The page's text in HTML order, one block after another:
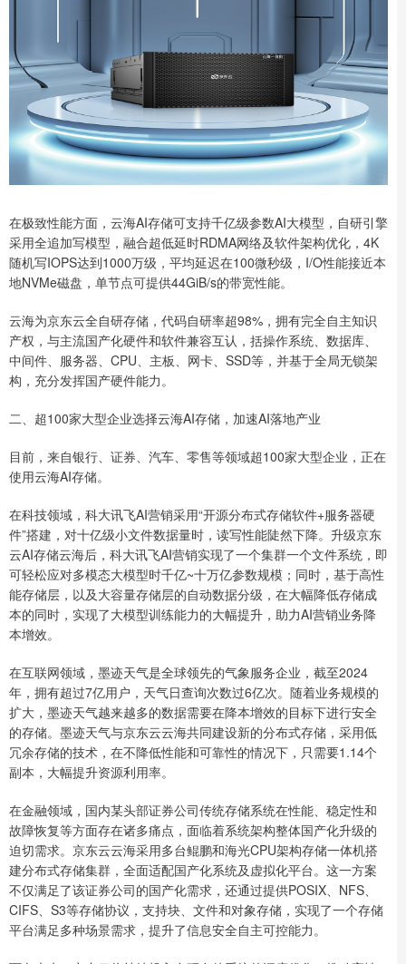
在极致性能方面，云海AI存储可支持千亿级参数AI大模型，自研引擎
采用全追加写模型，融合超低延时RDMA网络及软件架构优化，4K
随机写IOPS达到1000万级，平均延迟在100微秒级，I/O性能接近本
地NVMe磁盘，单节点可提供44GiB/s的带宽性能。
云海为京东云全自研存储，代码自研率超98%，拥有完全自主知识
产权，与主流国产化硬件和软件兼容互认，括操作系统、数据库、
中间件、服务器、CPU、主板、网卡、SSD等，并基于全局无锁架
构，充分发挥国产硬件能力。
二、超100家大型企业选择云海AI存储，加速AI落地产业
目前，来自银行、证券、汽车、零售等领域超100家大型企业，正在
使用云海AI存储。
在科技领域，科大讯飞AI营销采用“开源分布式存储软件+服务器硬
件”搭建，对十亿级小文件数据量时，读写性能陡然下降。升级京东
云AI存储云海后，科大讯飞AI营销实现了一个集群一个文件系统，即
可轻松应对多模态大模型时千亿~十万亿参数规模；同时，基于高性
能存储层，以及大容量存储层的自动数据分级，在大幅降低存储成
本的同时，实现了大模型训练能力的大幅提升，助力AI营销业务降
本增效。
在互联网领域，墨迹天气是全球领先的气象服务企业，截至2024
年，拥有超过7亿用户，天气日查询次数过6亿次。随着业务规模的
扩大，墨迹天气越来越多的数据需要在降本增效的目标下进行安全
的存储。墨迹天气与京东云云海共同建设新的分布式存储，采用低
冗余存储的技术，在不降低性能和可靠性的情况下，只需要1.14个
副本，大幅提升资源利用率。
在金融领域，国内某头部证券公司传统存储系统在性能、稳定性和
故障恢复等方面存在诸多痛点，面临着系统架构整体国产化升级的
迫切需求。京东云云海采用多台鲲鹏和海光CPU架构存储一体机搭
建分布式存储集群，全面适配国产化系统及虚拟化平台。这一方案
不仅满足了该证券公司的国产化需求，还通过提供POSIX、NFS、
CIFS、S3等存储协议，支持块、文件和对象存储，实现了一个存储
平台满足多种场景需求，提升了信息安全自主可控能力。